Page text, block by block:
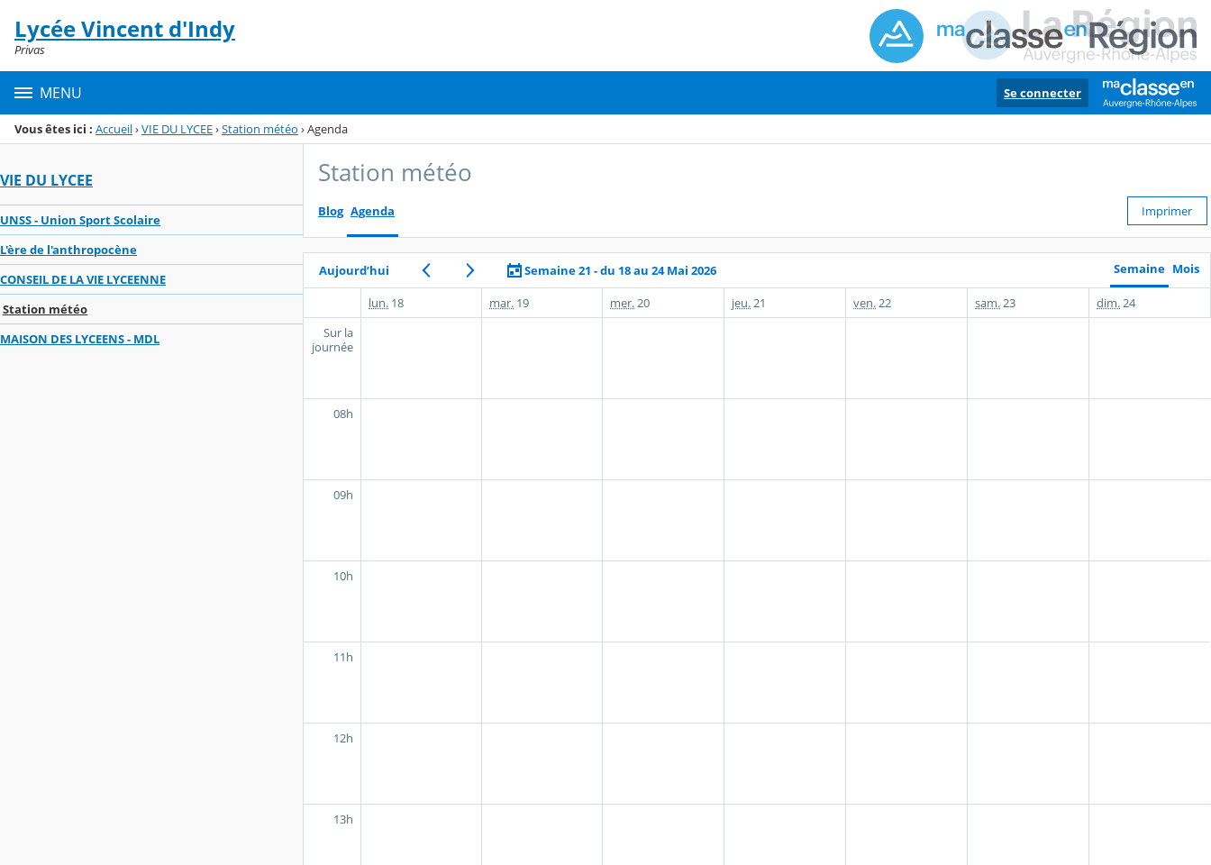
Menu de la rubrique
Contenu
Lycée Vincent d'Indy
Privas
MENU Se connecter
Vous êtes ici : Accueil›VIE DU LYCEE›Station météo ›Agenda
VIE DU LYCEE
UNSS - Union Sport Scolaire
L'ère de l'anthropocène
CONSEIL DE LA VIE LYCEENNE
Station météo
MAISON DES LYCEENS - MDL
Station météo
Blog Agenda Imprimer
Aujourd’hui Semaine 21 - du 18 au 24 Mai 2026 Semaine Mois
lun. 18 mar. 19 mer. 20 jeu. 21 ven. 22 sam. 23 dim. 24
Sur la
journée
08h
09h
10h
11h
12h
13h